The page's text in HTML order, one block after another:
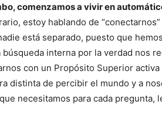
comenzamos a vivir en
estoy hablando de
está separado, puesto que
interna por la verdad nos
con un Propósito Superior
distinta de percibir el mundo y a
necesitamos para cada pregunta,